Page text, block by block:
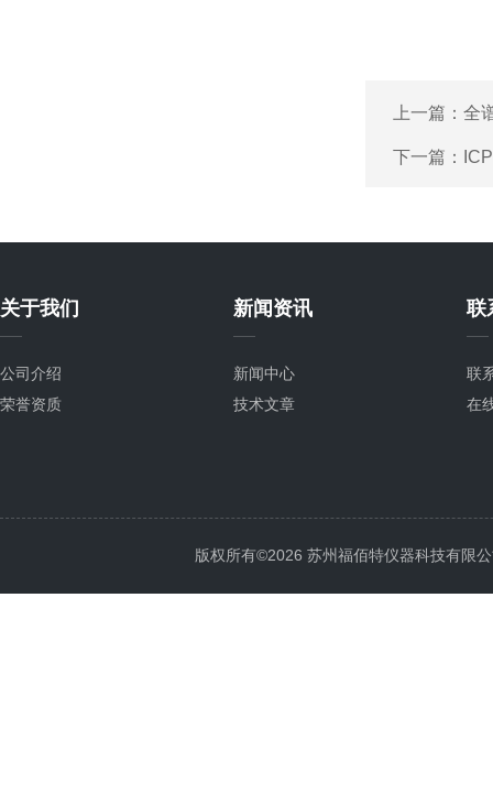
上一篇： 全
下一篇：
关于我们
公司介绍
荣誉资质
新闻资讯
新闻中心
技术文章
联
联
在
版权所有©2026 苏州福佰特仪器科技有限